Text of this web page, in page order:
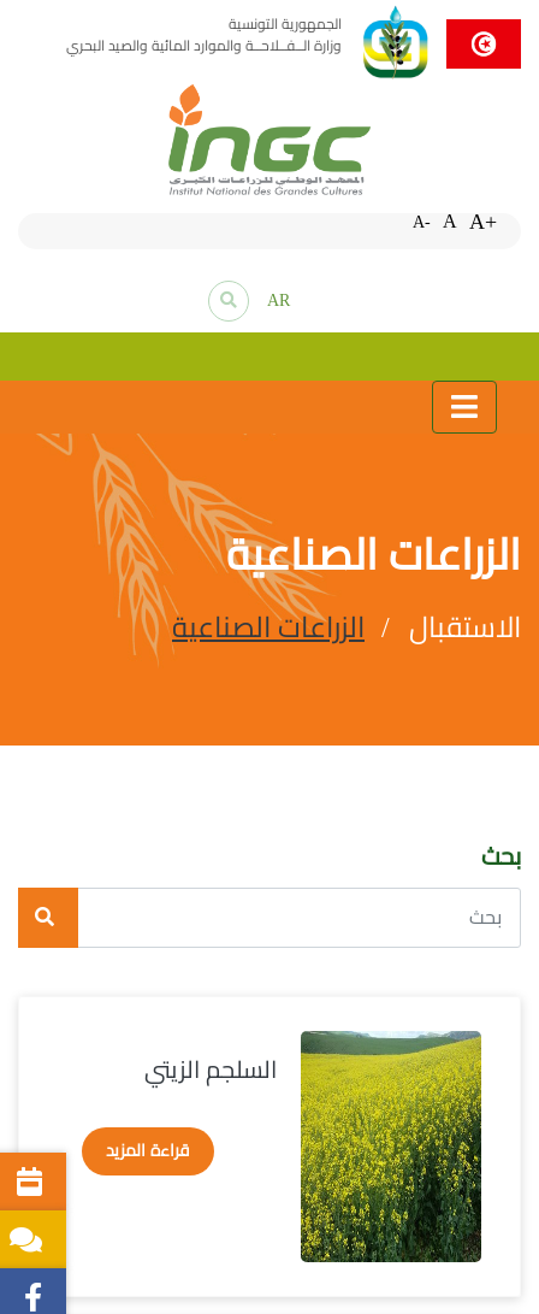
الجمهورية التونسية
وزارة الــفــلاحــة والموارد المائية والصيد البحري
A- A A+
AR
الزراعات الصناعية
الاستقبال الزراعات الصناعية
بحث
السلجم الزيتي
قراءة المزيد